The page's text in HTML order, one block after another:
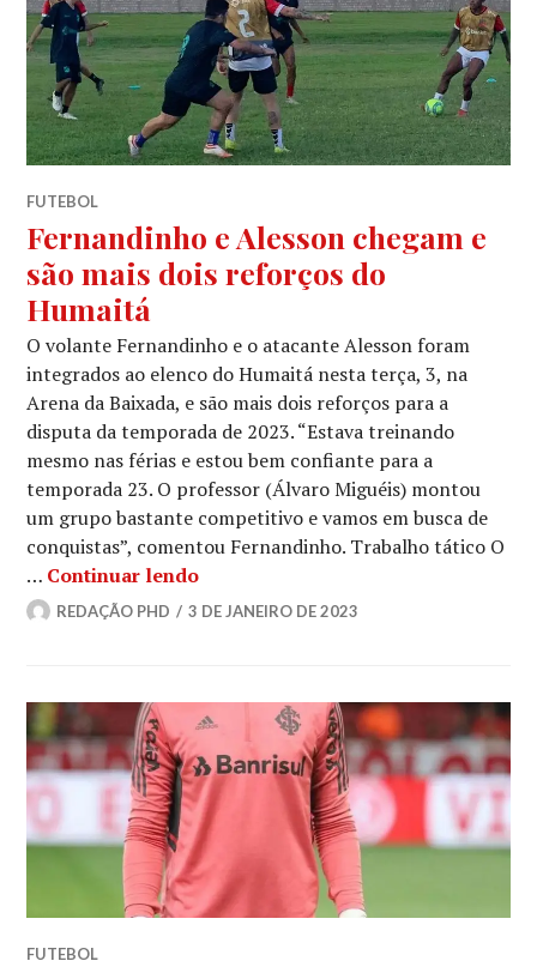
FUTEBOL
Fernandinho e Alesson chegam e
são mais dois reforços do
Humaitá
O volante Fernandinho e o atacante Alesson foram
integrados ao elenco do Humaitá nesta terça, 3, na
Arena da Baixada, e são mais dois reforços para a
disputa da temporada de 2023. “Estava treinando
mesmo nas férias e estou bem confiante para a
temporada 23. O professor (Álvaro Miguéis) montou
um grupo bastante competitivo e vamos em busca de
conquistas”, comentou Fernandinho. Trabalho tático O
… Continuar lendo
REDAÇÃO PHD 3 DE JANEIRO DE 2023
FUTEBOL